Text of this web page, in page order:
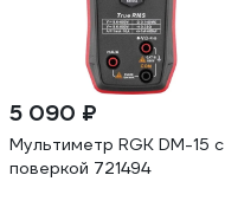
5 090 ₽
Мультиметр RGK DM-15 с
поверкой 721494